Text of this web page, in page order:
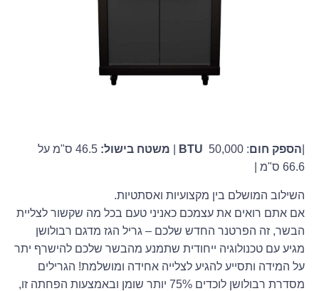
הספק חום:
BTU50,000 | משטח בישול:
46.5 ס"מ על
66.6 ס"מ |
השילוב המושלם בין מקצועיות ואסתטיות.
אם אתם רואים את עצמכם כאניני טעם בכל מה שקשור לצליית
הבשר, זה הפרטנר החדש שלכם – גריל הגז מדגם רבולושן
מגיע עם טכנולוגיה ייחודית שתמנע מהבשר שלכם להישרף יתר
על המידה ותסייע להגיע לצלייה אחידה ומושלמת! הגרילים
מסדרת רבולושן לוכדים 75% יותר שומן ובאמצעות הפחתה זו,